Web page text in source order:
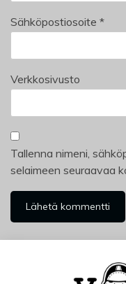
Sähköpostiosoite *
Verkkosivusto
Tallenna nimeni,
selaimeen seuraavaa